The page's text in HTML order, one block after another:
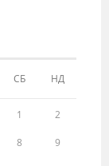
СБ НД
1 2
8 9